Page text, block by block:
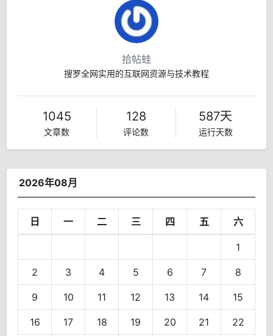
拾帖蛙
搜罗全网实用的互联网资源与技术教程
1045
文章数
128
评论数
587天
运行天数
2026年08月
日 一 二 三 四 五 六
1
2 3 4 5 6 7 8
9 10 11 12 13 14 15
16 17 18 19 20 21 22